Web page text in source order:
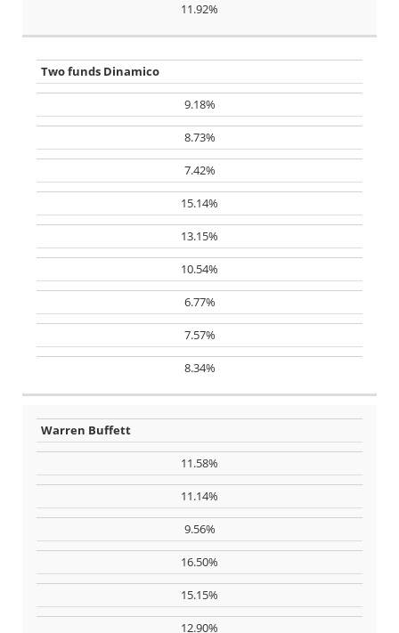
11.92%
Two funds Dinamico
9.18%
8.73%
7.42%
15.14%
13.15%
10.54%
6.77%
7.57%
8.34%
Warren Buffett
11.58%
11.14%
9.56%
16.50%
15.15%
12.90%